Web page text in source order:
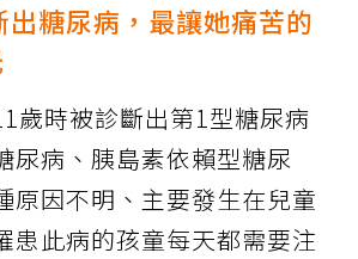
糖尿病，最讓她痛苦的
歲時被診斷出第1型糖尿病
尿病、胰島素依賴型糖尿
原因不明、主要發生在兒童
患此病的孩童每天都需要注